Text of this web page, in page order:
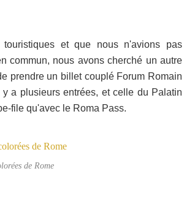
et que nous n'avions pas
commun, nous avons cherché un autre
prendre un billet couplé Forum Romain
a plusieurs entrées, et celle du Palatin
file qu'avec le Roma Pass.
de Rome